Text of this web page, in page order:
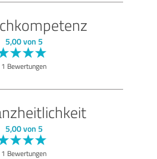
5,00 von 5
1 Bewertungen
5,00 von 5
1 Bewertungen